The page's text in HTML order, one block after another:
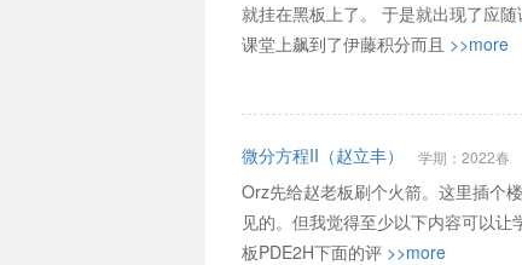
就挂在黑板上了。 于是就出现了应
课堂上飙到了伊藤积分而且 >>more
微分方程II（赵立丰） 学期：2022春
Orz先给赵老板刷个火箭。这里插个
见的。但我觉得至少以下内容可以
板PDE2H下面的评 >>more